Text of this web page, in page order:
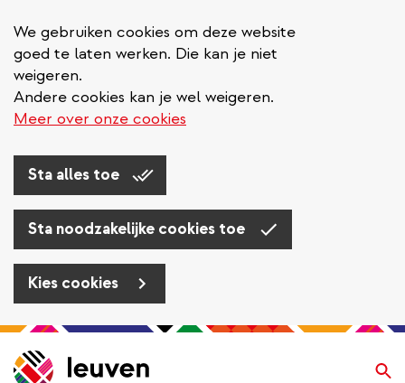
We gebruiken cookies om deze website
goed te laten werken. Die kan je niet
weigeren.
Andere cookies kan je wel weigeren.
Meer over onze cookies
Sta alles toe
Sta noodzakelijke cookies toe
Kies cookies
Overslaan
en